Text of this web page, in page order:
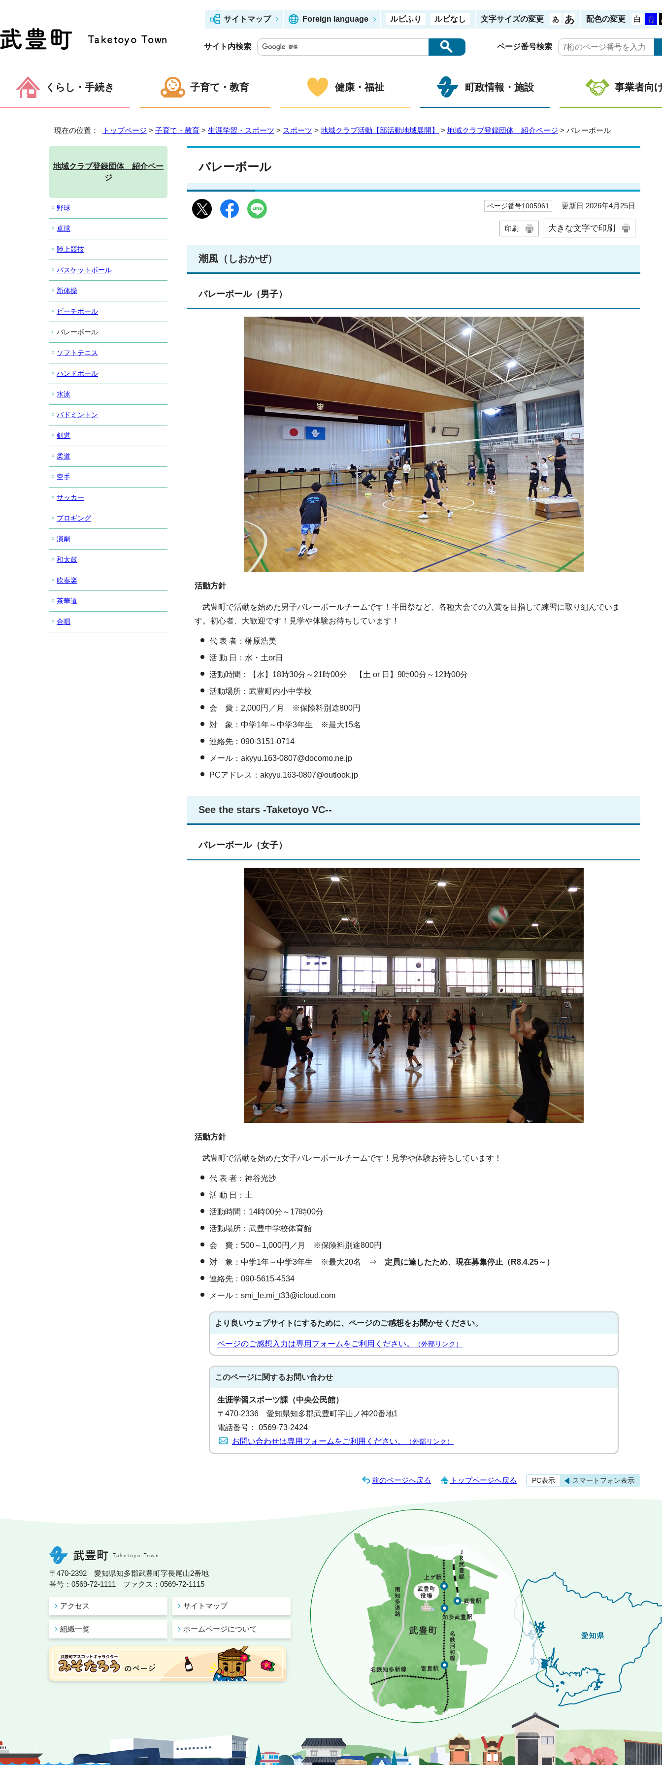
サイトマップ Foreign language ルビふり ルビなし 文字サイズの変更 配色の変更
サイト内検索 ページ番号検索
くらし・手続き 子育て・教育 健康・福祉 町政情報・施設 事業者向
現在の位置： トップページ > 子育て・教育 > 生涯学習・スポーツ > スポーツ > 地域クラブ活動【部活動地域展開】 > 地域クラブ登録団体 紹介ページ > バレーボール
バレーボール
ページ番号1005961 更新日 2026年4月25日
印刷 大きな文字で印刷
潮風（しおかぜ）
バレーボール（男子）
活動方針
武豊町で活動を始めた男子バレーボールチームです！半田祭など、各種大会での入賞を目指して練習に取り組んでいま
す。初心者、大歓迎です！見学や体験お待ちしています！
代 表 者：榊原浩美
活 動 日：水・土or日
活動時間：【水】18時30分～21時00分 【土 or 日】9時00分～12時00分
活動場所：武豊町内小中学校
会 費：2,000円／月 ※保険料別途800円
対 象：中学1年～中学3年生 ※最大15名
連絡先：090-3151-0714
メール：akyyu.163-0807@docomo.ne.jp
PCアドレス：akyyu.163-0807@outlook.jp
See the stars -Taketoyo VC--
バレーボール（女子）
活動方針
武豊町で活動を始めた女子バレーボールチームです！見学や体験お待ちしています！
代 表 者：神谷光沙
活 動 日：土
活動時間：14時00分～17時00分
活動場所：武豊中学校体育館
会 費：500～1,000円／月 ※保険料別途800円
対 象：中学1年～中学3年生 ※最大20名 ⇒ 定員に達したため、現在募集停止（R8.4.25～）
連絡先：090-5615-4534
メール：smi_le.mi_t33@icloud.com
より良いウェブサイトにするために、ページのご感想をお聞かせください。
ページのご感想入力は専用フォームをご利用ください。 （外部リンク）
このページに関するお問い合わせ
生涯学習スポーツ課（中央公民館）
〒470-2336 愛知県知多郡武豊町字山ノ神20番地1
電話番号： 0569-73-2424
お問い合わせは専用フォームをご利用ください。
（外部リンク）
地域クラブ登録団体 紹介ペー
ジ
野球
卓球
陸上競技
バスケットボール
新体操
ビーチボール
バレーボール
ソフトテニス
ハンドボール
水泳
バドミントン
剣道
柔道
空手
サッカー
プロギング
演劇
和太鼓
吹奏楽
茶華道
合唱
前のページへ戻る トップページへ戻る PC表示 スマートフォン表示
〒470-2392 愛知県知多郡武豊町字長尾山2番地
番号：0569-72-1111 ファクス：0569-72-1115
アクセス サイトマップ
組織一覧 ホームページについて